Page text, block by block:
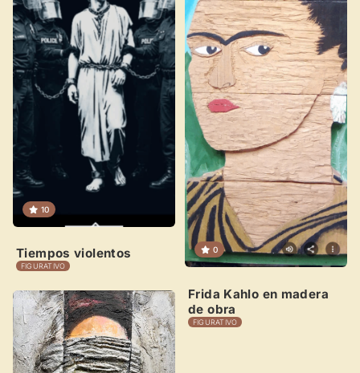
10
Tiempos violentos
FIGURATIVO
0
Frida Kahlo en madera
de obra
FIGURATIVO